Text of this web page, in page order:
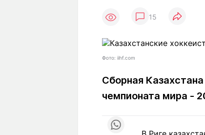
Погода
Рейтинги
Полезно
Гороскопы
15
Фото: iihf.com
Сборная
чемпионата мира -